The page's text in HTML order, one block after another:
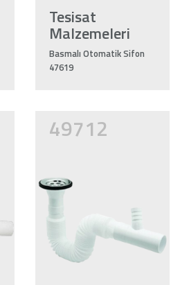
Tesisat
Malzemeleri
Basmalı Otomatik Sifon
47619
49712